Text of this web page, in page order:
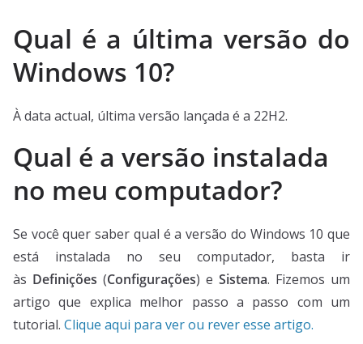
Qual é a última versão do
Windows 10?
À data actual, última versão lançada é a 22H2.
Qual é a versão instalada
no meu computador?
Se você quer saber qual é a versão do Windows 10 que
está instalada no seu computador, basta ir
às Definições (Configurações) e Sistema. Fizemos um
artigo que explica melhor passo a passo com um
tutorial. Clique aqui para ver ou rever esse artigo.